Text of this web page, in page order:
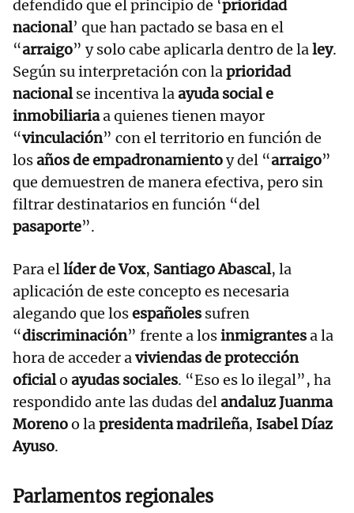
defendido que el principio de ‘prioridad
nacional’ que han pactado se basa en el
“arraigo” y solo cabe aplicarla dentro de laley.
Según su interpretación con laprioridad
nacionalse incentiva laayuda social e
inmobiliariaa quienes tienen mayor
“vinculación” con el territorio en función de
losaños de empadronamientoy del “arraigo”
que demuestren de manera efectiva, pero sin
filtrar destinatarios en función “del
pasaporte”.
Para ellíder de Vox, Santiago Abascal, la
aplicación de este concepto es necesaria
alegando que losespañoles sufren
“discriminación” frente a losinmigrantesa la
hora de acceder aviviendas de protección
oficialo ayudas sociales. “Eso es lo ilegal”, ha
respondido ante las dudas delandaluz Juanma
Morenoo lapresidenta madrileña, Isabel Díaz
Ayuso.
Parlamentos regionales